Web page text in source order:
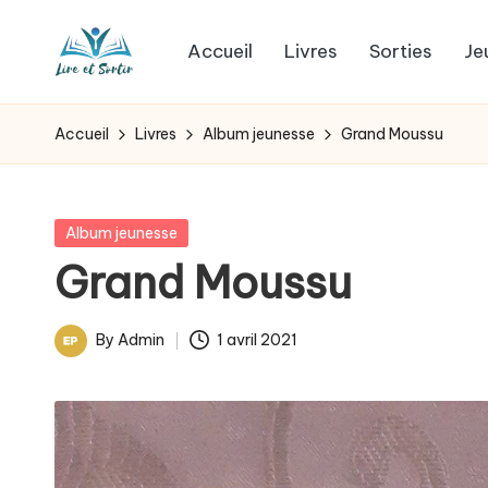
L
i
e
e
t
s
o
livres
pour
les
goûts,
des
pour
les
jours.
Accueil Livres Sorties
Accueil Livres Album jeunesse Grand Moussu
Posted
Album jeunesse
Grand Moussu
Posted
By Admin 1 avril 2021